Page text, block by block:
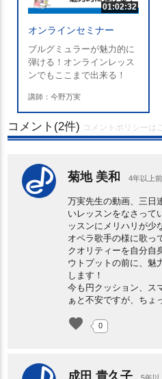
01:02:32
オンラインセミナー
ブルグミュラーが魅力的に
弾ける！オンラインレッス
ンでもここまで出来る！
講師：今野万実
コメント(2件) コメントポリシーは
菊地 美和 4年以上前
万実先生の動画、三日
いレッスンをなさって
ッスンにメリハリが少
オペラ歌手の様に歌っ
クオリティーを自分自
ウトプットの前に、魅
します！
今も円クッション、ス
ぁと不安ですが、ちょ
favorite 0
成田 貴久子